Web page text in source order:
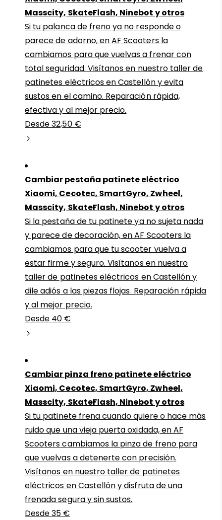
Masscity, SkateFlash, Ninebot y otros
Si tu palanca de freno ya no responde o
parece de adorno, en AF Scooters la
cambiamos para que vuelvas a frenar con
total seguridad. Visítanos en nuestro taller de
patinetes eléctricos en Castellón y evita
sustos en el camino. Reparación rápida,
efectiva y al mejor precio.
Desde 32,50 €
Cambiar pestaña patinete eléctrico
Xiaomi, Cecotec, SmartGyro, Zwheel,
Masscity, SkateFlash, Ninebot y otros
Si la pestaña de tu patinete ya no sujeta nada
y parece de decoración, en AF Scooters la
cambiamos para que tu scooter vuelva a
estar firme y seguro. Visítanos en nuestro
taller de patinetes eléctricos en Castellón y
dile adiós a las piezas flojas. Reparación rápida
y al mejor precio.
Desde 40 €
Cambiar pinza freno patinete eléctrico
Xiaomi, Cecotec, SmartGyro, Zwheel,
Masscity, SkateFlash, Ninebot y otros
Si tu patinete frena cuando quiere o hace más
ruido que una vieja puerta oxidada, en AF
Scooters cambiamos la pinza de freno para
que vuelvas a detenerte con precisión.
Visítanos en nuestro taller de patinetes
eléctricos en Castellón y disfruta de una
frenada segura y sin sustos.
Desde 35 €